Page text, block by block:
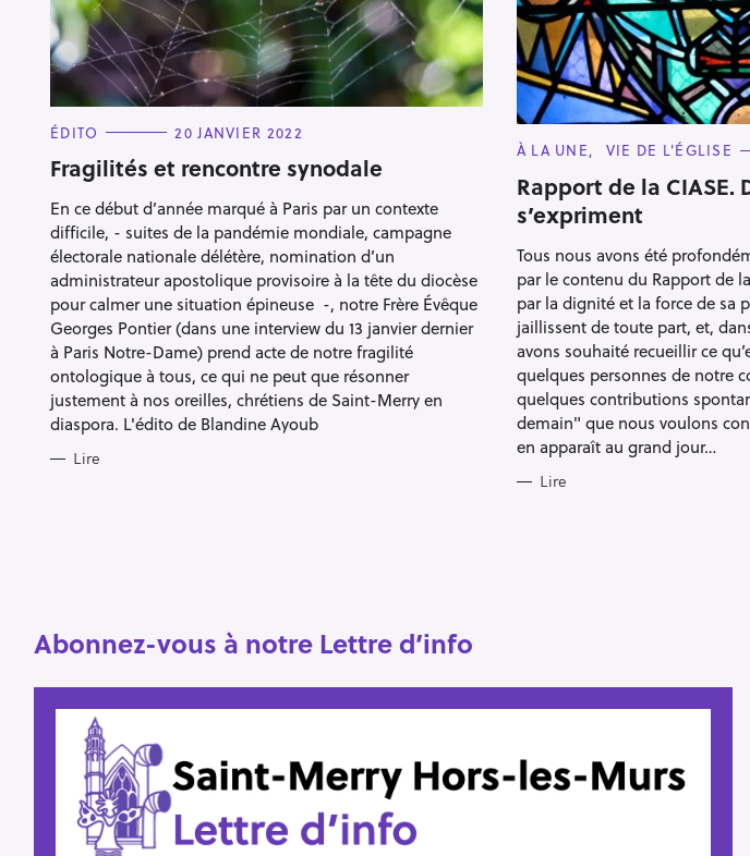
C
T
E
O
R
I
E
S
ÉDITO 20 JANVIER 2022
Fragilités et rencontre synodale
En ce début d’année marqué à Paris par un contexte
difficile, - suites de la pandémie mondiale, campagne
électorale nationale délétère, nomination d’un
administrateur apostolique provisoire à la tête du diocèse
pour calmer une situation épineuse -, notre Frère Évêque
Georges Pontier (dans une interview du 13 janvier dernier
à Paris Notre-Dame) prend acte de notre fragilité
ontologique à tous, ce qui ne peut que résonner
justement à nos oreilles, chrétiens de Saint-Merry en
diaspora. L'édito de Blandine Ayoub
Lire
C
T
E
G
O
I
S
À LA UNE VIE DE L'ÉGLISE
Rapport de la CIASE.
s’expriment
Tous nous avons été
par le contenu du Rapport de
par la dignité et la force de sa
jaillissent de toute part, et,
avons souhaité recueillir ce
quelques personnes de notre
quelques contributions
demain" que nous voulons
en apparaît au grand jour…
Lire
Abonnez-vous à notre Lettre d’info
R
e
c
h
e
r
h
e
r
Escape